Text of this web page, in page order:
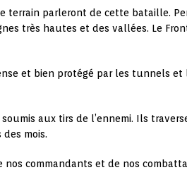
parleront de cette bataille.
très hautes et des vallées. Le
et bien protégé par les tunnels et
aux tirs de l’ennemi. Ils
mois.
commandants et de nos